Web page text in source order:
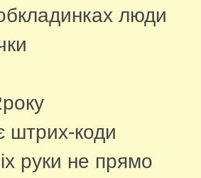
люди
штрих-коди
руки не прямо